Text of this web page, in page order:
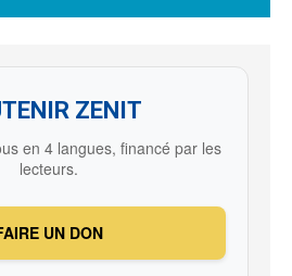
ZENIT
en 4 langues, financé par les
lecteurs.
UN DON